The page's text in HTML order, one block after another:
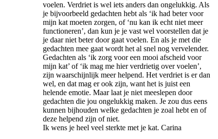
voelen. Verdriet is wel iets anders dan ongelukkig. Als
je bijvoorbeeld gedachten hebt als ‘ik had beter voor
mijn kat moeten zorgen, of ‘nu kan ik echt niet meer
functioneren’, dan kun je je vast wel voorstellen dat je
je daar niet beter door gaat voelen. En als je met die
gedachten mee gaat wordt het al snel nog vervelender.
Gedachten als ‘ik zorg voor een mooi afscheid voor
mijn kat’ of ‘ik mag me hier verdrietig over voelen’,
zijn waarschijnlijk meer helpend. Het verdriet is er dan
wel, en dat mag er ook zijn, want het is juist een
helende emotie. Maar laat je niet meeslepen door
gedachten die jou ongelukkig maken. Je zou dus eens
kunnen bijhouden welke gedachten je zoal hebt en of
deze helpend zijn of niet.
Ik wens je heel veel sterkte met je kat. Carina